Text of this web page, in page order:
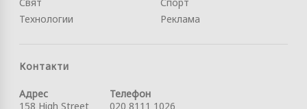
Технологии
Реклама
Контакти
Адрес
158 High Street
Телефон
020 8111 1026